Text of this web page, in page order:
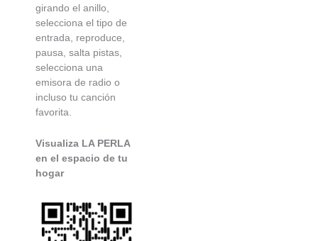
girando el anillo,
selecciona el tipo de
entrada, reproduce,
pausa, salta pistas,
selecciona una
emisora de radio o
incluso tu canción
favorita.
Visualiza LA PERLA
en el espacio de tu
hogar